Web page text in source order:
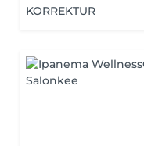
KORREKTUR